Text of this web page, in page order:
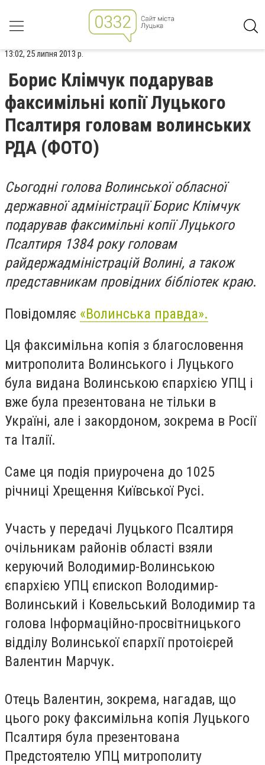
13:02, 25 липня 2013 р.
Борис Клімчук подарував
факсимільні копії Луцького
Псалтиря головам волинських
РДА (ФОТО)
Сьогодні голова Волинської обласної
державної адміністрації Борис Клімчук
подарував факсимільні копії Луцького
Псалтиря 1384 року головам
райдержадміністрацій Волині, а також
представникам провідних бібліотек краю.
Повідомляє «Волинська правда».
Ця факсимільна копія з благословення
митрополита Волинського і Луцького
була видана Волинською єпархією УПЦ і
вже була презентована не тільки в
Україні, але і закордоном, зокрема в Росії
та Італії.
Саме ця подія приурочена до 1025
річниці Хрещення Київської Русі.
Участь у передачі Луцького Псалтиря
очільникам районів області взяли
керуючий Володимир-Волинською
єпархією УПЦ єпископ Володимир-
Волинський і Ковельський Володимир та
голова Інформаційно-просвітницького
відділу Волинської єпархії протоієрей
Валентин Марчук.
Отець Валентин, зокрема, нагадав, що
цього року факсимільна копія Луцького
Псалтиря була презентована
Предстоятелю УПЦ митрополиту